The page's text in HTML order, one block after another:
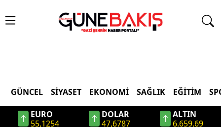
GÜNCEL SIYASET EKONOMI SAĞLIK EĞITIM
EURO
55,1254
DOLAR
47,6787
ALTIN
6.659,69